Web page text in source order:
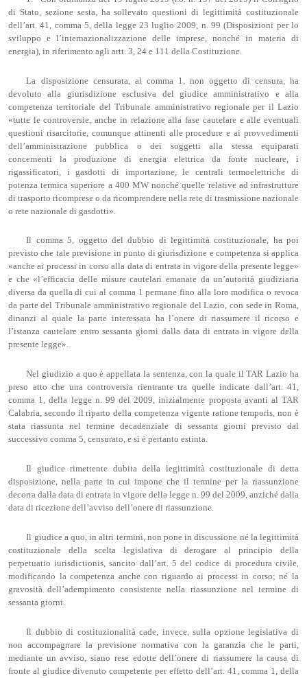
di Stato, sezione sesta, ha sollevato questioni di legittimità costituzionale
dell’art. 41, comma 5, della legge 23 luglio 2009, n. 99 (Disposizioni per lo
sviluppo e l’internazionalizzazione delle imprese, nonché in materia di
energia), in riferimento agli artt. 3, 24 e 111 della Costituzione.
La disposizione censurata, al comma 1, non oggetto di censura, ha
devoluto alla giurisdizione esclusiva del giudice amministrativo e alla
competenza territoriale del Tribunale amministrativo regionale per il Lazio
«tutte le controversie, anche in relazione alla fase cautelare e alle eventuali
questioni risarcitorie, comunque attinenti alle procedure e ai provvedimenti
dell’amministrazione pubblica o dei soggetti alla stessa equiparati
concernenti la produzione di energia elettrica da fonte nucleare, i
rigassificatori, i gasdotti di importazione, le centrali termoelettriche di
potenza termica superiore a 400 MW nonché quelle relative ad infrastrutture
di trasporto ricomprese o da ricomprendere nella rete di trasmissione nazionale
o rete nazionale di gasdotti».
Il comma 5, oggetto del dubbio di legittimità costituzionale, ha poi
previsto che tale previsione in punto di giurisdizione e competenza si applica
«anche ai processi in corso alla data di entrata in vigore della presente legge»
e che «l’efficacia delle misure cautelari emanate da un’autorità giudiziaria
diversa da quella di cui al comma 1 permane fino alla loro modifica o revoca
da parte del Tribunale amministrativo regionale del Lazio, con sede in Roma,
dinanzi al quale la parte interessata ha l’onere di riassumere il ricorso e
l’istanza cautelare entro sessanta giorni dalla data di entrata in vigore della
presente legge».
Nel giudizio a quo è appellata la sentenza, con la quale il TAR Lazio ha
preso atto che una controversia rientrante tra quelle indicate dall’art. 41,
comma 1, della legge n. 99 del 2009, inizialmente proposta avanti al TAR
Calabria, secondo il riparto della competenza vigente ratione temporis, non è
stata riassunta nel termine decadenziale di sessanta giorni previsto dal
successivo comma 5, censurato, e si è pertanto estinta.
Il giudice rimettente dubita della legittimità costituzionale di detta
disposizione, nella parte in cui impone che il termine per la riassunzione
decorra dalla data di entrata in vigore della legge n. 99 del 2009, anziché dalla
data di ricezione dell’avviso dell’onere di riassunzione.
Il giudice a quo, in altri termini, non pone in discussione né la legittimità
costituzionale della scelta legislativa di derogare al principio della
perpetuatio iurisdictionis, sancito dall’art. 5 del codice di procedura civile,
modificando la competenza anche con riguardo ai processi in corso; né la
gravosità dell’adempimento consistente nella riassunzione nel termine di
sessanta giorni.
Il dubbio di costituzionalità cade, invece, sulla opzione legislativa di
non accompagnare la previsione normativa con la garanzia che le parti,
mediante un avviso, siano rese edotte dell’onere di riassumere la causa di
fronte al giudice divenuto competente per effetto dell’art. 41, comma 1, della